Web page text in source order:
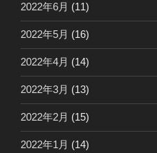
2022年6月 (11)
2022年5月 (16)
2022年4月 (14)
2022年3月 (13)
2022年2月 (15)
2022年1月 (14)